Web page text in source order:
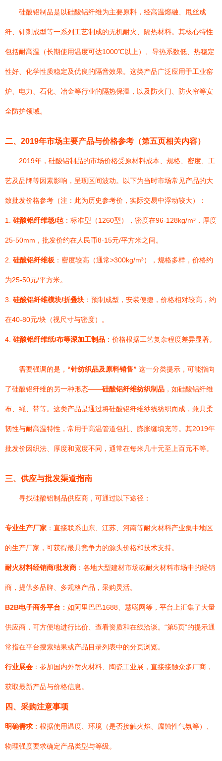
硅酸铝制品是以硅酸铝纤维为主要原料，经高温熔融、甩丝成
纤、针刺成型等一系列工艺制成的无机耐火、隔热材料。其核心特性
包括耐高温（长期使用温度可达1000℃以上）、导热系数低、热稳定
性好、化学性质稳定及优良的隔音效果。这类产品广泛应用于工业窑
炉、电力、石化、冶金等行业的隔热保温，以及防火门、防火帘等安
全防护领域。
二、2019年市场主要产品与价格参考（第五页相关内容）
2019年，硅酸铝制品的市场价格受原材料成本、规格、密度、工
艺及品牌等因素影响，呈现区间波动。以下为当时市场常见产品的大
致批发价格参考（注：此为历史参考价，实际交易中浮动较大）：
1. 硅酸铝纤维毯/毡 ：标准型（1260型），密度在96-128kg/m³，厚度
25-50mm，批发价约在人民币8-15元/平方米之间。
2. 硅酸铝纤维板 ：密度较高（通常>300kg/m³），规格多样，价格约
为25-50元/平方米。
3. 硅酸铝纤维模块/折叠块 ：预制成型，安装便捷，价格相对较高，约
在40-80元/块（视尺寸与密度）。
4. 硅酸铝纤维纸/布等深加工制品 ：价格根据工艺复杂程度差异显著。
需要强调的是， “针纺织品及原料销售” 这一分类提示，可能指向
了硅酸铝纤维的另一种形态——硅酸铝纤维纺织制品 ，如硅酸铝纤维
布、绳、带等。这类产品是通过将硅酸铝纤维纱线纺织而成，兼具柔
韧性与耐高温特性，常用于高温管道包扎、膨胀缝填充等。其2019年
批发价因织法、厚度和宽度不同，通常在每米几十元至上百元不等。
三、供应与批发渠道指南
寻找硅酸铝制品供应商，可通过以下途径：
专业生产厂家 ：直接联系山东、江苏、河南等耐火材料产业集中地区
的生产厂家，可获得最具竞争力的源头价格和技术支持。
耐火材料经销商/批发商 ：各地大型建材市场或耐火材料市场中的经销
商，提供多品牌、多规格产品，采购灵活。
B2B电子商务平台 ：如阿里巴巴1688、慧聪网等，平台上汇集了大量
供应商，可方便地进行比价、查看资质和在线洽谈。“第5页”的提示通
常指在平台搜索结果或产品目录列表中的分页浏览。
行业展会 ：参加国内外耐火材料、陶瓷工业展，直接接触众多厂商，
获取最新产品与价格信息。
四、采购注意事项
明确需求 ：根据使用温度、环境（是否接触火焰、腐蚀性气氛等）、
物理强度要求确定产品类型与等级。